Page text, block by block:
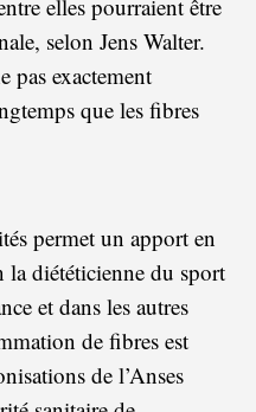
elles pourraient être
selon Jens Walter.
pas exactement
que les fibres
permet un apport en
la diététicienne du sport
et dans les autres
de fibres est
de l’Anses